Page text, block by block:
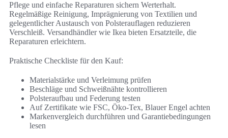
Pflege und einfache Reparaturen sichern Werterhalt.
Regelmäßige Reinigung, Imprägnierung von Textilien und
gelegentlicher Austausch von Polsterauflagen reduzieren
Verschleiß. Versandhändler wie Ikea bieten Ersatzteile, die
Reparaturen erleichtern.
Praktische Checkliste für den Kauf:
Materialstärke und Verleimung prüfen
Beschläge und Schweißnähte kontrollieren
Polsteraufbau und Federung testen
Auf Zertifikate wie FSC, Öko‑Tex, Blauer Engel achten
Markenvergleich durchführen und Garantiebedingungen
lesen